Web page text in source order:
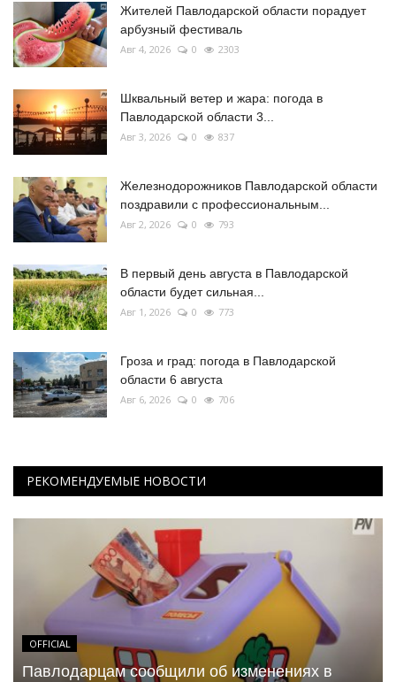
Жителей Павлодарской области порадует
арбузный фестиваль
Авг 4, 2026 0 2303
Шквальный ветер и жара: погода в
Павлодарской области 3...
Авг 3, 2026 0 837
Железнодорожников Павлодарской области
поздравили с профессиональным...
Авг 2, 2026 0 793
В первый день августа в Павлодарской
области будет сильная...
Авг 1, 2026 0 773
Гроза и град: погода в Павлодарской
области 6 августа
Авг 6, 2026 0 706
РЕКОМЕНДУЕМЫЕ НОВОСТИ
OFFICIAL
Павлодарцам сообщили об изменениях в